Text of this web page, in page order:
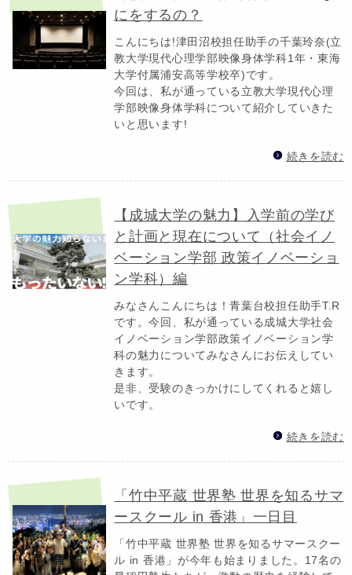
にをするの？
こんにちは!津田沼校担任助手の千葉玲奈(立
教大学現代心理学部映像身体学科1年・東海
大学付属浦安高等学校卒)です。
今回は、私が通っている立教大学現代心理
学部映像身体学科について紹介していきた
いと思います!
続きを読む
【成城大学の魅力】入学前の学び
と計画と現在について（社会イノ
ベーション学部 政策イノベーショ
ン学科）編
みなさんこんにちは！青葉台校担任助手T.R
です。今回、私が通っている成城大学社会
イノベーション学部政策イノベーション学
科の魅力についてみなさんにお伝えしてい
きます。
是非、受験のきっかけにしてくれると嬉し
いです。
続きを読む
「竹中平蔵 世界塾 世界を知るサマ
ースクール in 香港」一日目
「竹中平蔵 世界塾 世界を知るサマースクー
ル in 香港」が今年も始まりました。17名の